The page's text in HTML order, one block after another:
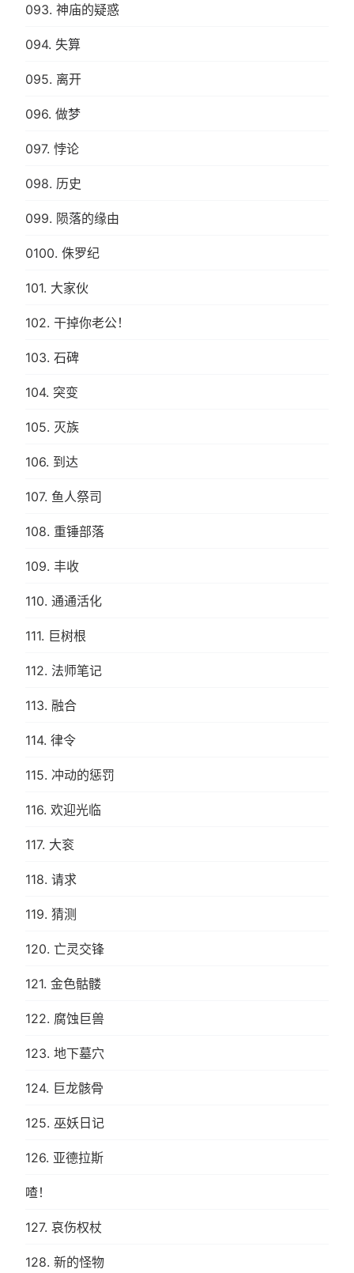
093. 神庙的疑惑
094. 失算
095. 离开
096. 做梦
097. 悖论
098. 历史
099. 陨落的缘由
0100. 侏罗纪
101. 大家伙
102. 干掉你老公！
103. 石碑
104. 突变
105. 灭族
106. 到达
107. 鱼人祭司
108. 重锤部落
109. 丰收
110. 通通活化
111. 巨树根
112. 法师笔记
113. 融合
114. 律令
115. 冲动的惩罚
116. 欢迎光临
117. 大衮
118. 请求
119. 猜测
120. 亡灵交锋
121. 金色骷髅
122. 腐蚀巨兽
123. 地下墓穴
124. 巨龙骸骨
125. 巫妖日记
126. 亚德拉斯
喳！
127. 哀伤权杖
128. 新的怪物